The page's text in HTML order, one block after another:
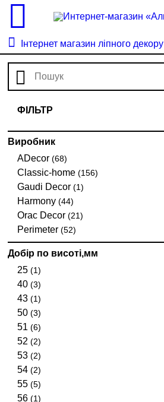
Інтернет магазин ліпного декору
ФІЛЬТР
Виробник
ADecor(68)
Classic-home(156)
Gaudi Decor(1)
Harmony(44)
Orac Decor(21)
Perimeter(52)
Добір по висоті,мм
25(1)
40(3)
43(1)
50(3)
51(6)
52(2)
53(2)
54(2)
55(5)
56(1)